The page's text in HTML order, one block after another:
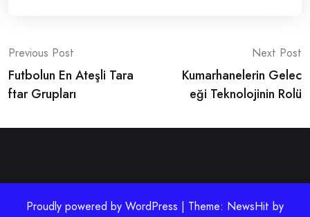
Post
navigation
Previous Post
Futbolun En Ateşli Tara
ftar Grupları
Next Post
Kumarhanelerin Gelec
eği Teknolojinin Rolü
Proudly powered by WordPress | Theme: NewsHit by